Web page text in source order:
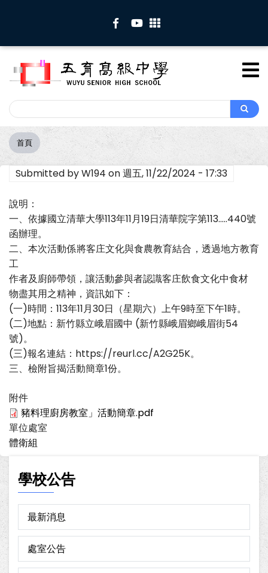
內
Search
Search
導
航
連
首頁
Submitted byW194 on週五, 11/22/2024 - 17:33
說明：
一、依據國立清華大學113年11月19日清華院字第113.....440號
函辦理。
二、本次活動係將客庄文化與食農教育結合，透過地方教育
工
作者及廚師帶領，讓活動參與者認識客庄飲食文化中食材
物盡其用之精神，資訊如下：
(一)時間：113年11月30日（星期六）上午9時至下午1時。
(二)地點：新竹縣立峨眉國中 (新竹縣峨眉鄉峨眉街54
號)。
(三)報名連結：https://reurl.cc/A2G25K。
三、檢附旨揭活動簡章1份。
附件
豬料理廚房教室」活動簡章.pdf
單位處室
體衛組
學校公告
最新消息
處室公告